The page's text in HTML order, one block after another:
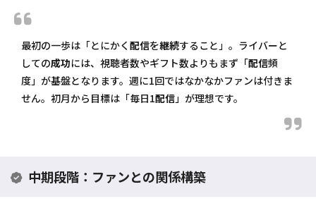
最初の一歩は「とにかく 配信を継続すること」。ライバーと
しての成功には、視聴者数やギフト数よりもまず「配信頻
度」が基盤となります。週に1回ではなかなかファンは付きま
せん。初月から目標は「毎日1配信」が理想です。
中期段階：ファンとの関係構築